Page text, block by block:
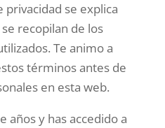
privacidad se explica
recopilan de los
Te animo a
términos antes de
en esta web.
años y has accedido a